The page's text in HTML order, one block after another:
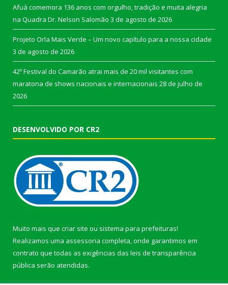
Afuá comemora 136 anos com orgulho, tradição e muita alegria
na Quadra Dr. Nelson Salomão 3 de agosto de 2026
Projeto Orla Mais Verde – Um novo capítulo para a nossa cidade
3 de agosto de 2026
42º Festival do Camarão atrai mais de 20 mil visitantes com
maratona de shows nacionais e internacionais 28 de julho de
2026
DESENVOLVIDO POR CR2
Muito mais que criar site ou sistema para prefeituras!
Realizamos uma assessoria completa, onde garantimos em
contrato que todas as exigências das leis de transparência
pública serão atendidas.